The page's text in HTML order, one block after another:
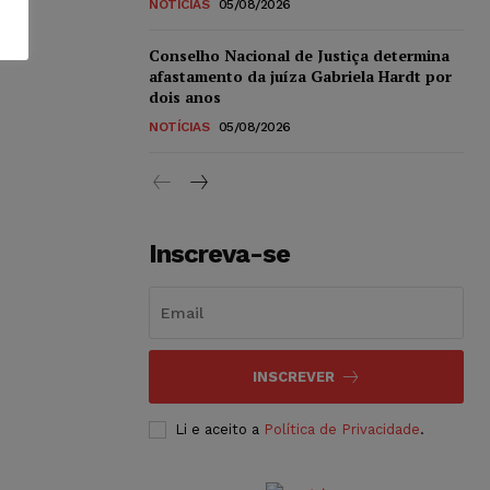
NOTÍCIAS 05/08/2026
Conselho Nacional de Justiça determina
afastamento da juíza Gabriela Hardt por
dois anos
NOTÍCIAS 05/08/2026
Inscreva-se
INSCREVER
Li e aceito a Política de Privacidade.